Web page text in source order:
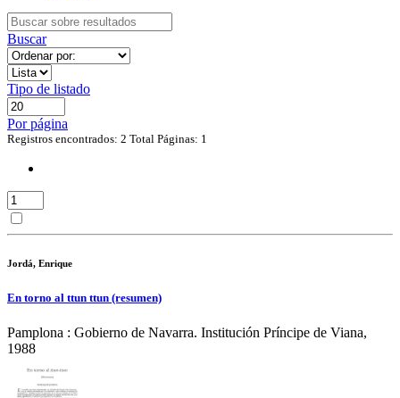
Buscar
Tipo de listado
Por página
Registros encontrados: 2 Total Páginas: 1
Jordá, Enrique
En torno al ttun ttun (resumen)
Pamplona : Gobierno de Navarra. Institución Príncipe de Viana,
1988